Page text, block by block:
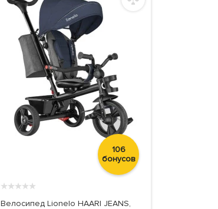
106
бонусов
★★★★★
Велосипед Lionelo HAARI JEANS,